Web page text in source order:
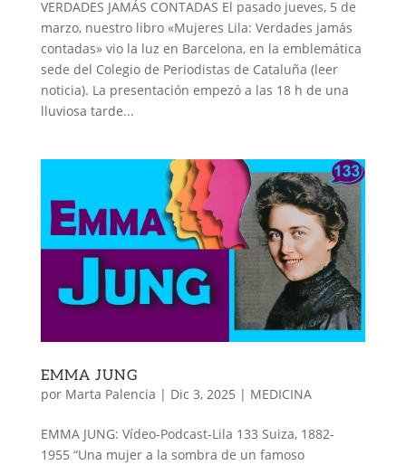
VERDADES JAMÁS CONTADAS El pasado jueves, 5 de
marzo, nuestro libro «Mujeres Lila: Verdades jamás
contadas» vio la luz en Barcelona, en la emblemática
sede del Colegio de Periodistas de Cataluña (leer
noticia). La presentación empezó a las 18 h de una
lluviosa tarde...
EMMA JUNG
por Marta Palencia | Dic 3, 2025 | MEDICINA
EMMA JUNG: Vídeo-Podcast-Lila 133 Suiza, 1882-
1955 “Una mujer a la sombra de un famoso